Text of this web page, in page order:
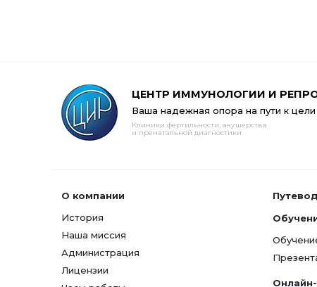
ЦЕНТР ИММУНОЛОГИИ И
Ваша надежная опора на пути к цели
Клиники фертильности, акушерства
и пренатальной диагностики
О компании
История
Наша миссия
Администрация
Лицензии